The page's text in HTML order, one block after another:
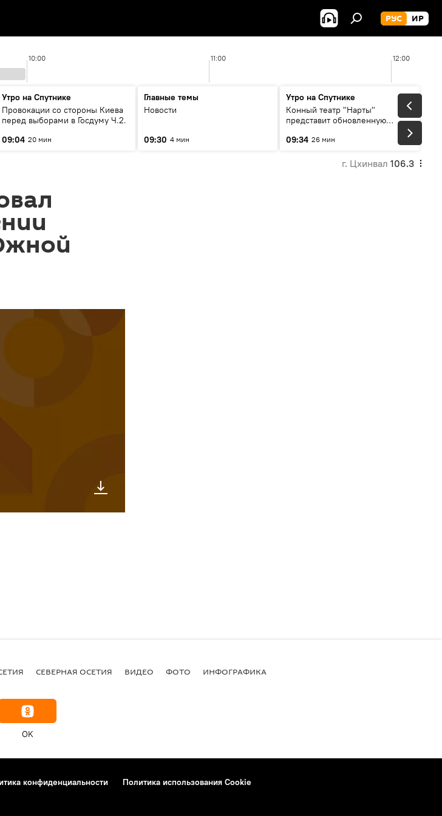
РУС ИР
10:00 11:00 12:00
Утро на Спутнике
Провокации со стороны Киева
перед выборами в Госдуму Ч.2.
09:04 20 мин
Главные темы
Новости
09:30 4 мин
Утро на Спутнике
Конный театр "Нарты"
представит обновленную
"Легенды возвращаются"
09:34 26 мин
г. Цхинвал 106.3
СЕВЕРНАЯ ОСЕТИЯ ВИДЕО ФОТО ИНФОГРАФИКА
OK
конфиденциальности
Политика использования Cookie